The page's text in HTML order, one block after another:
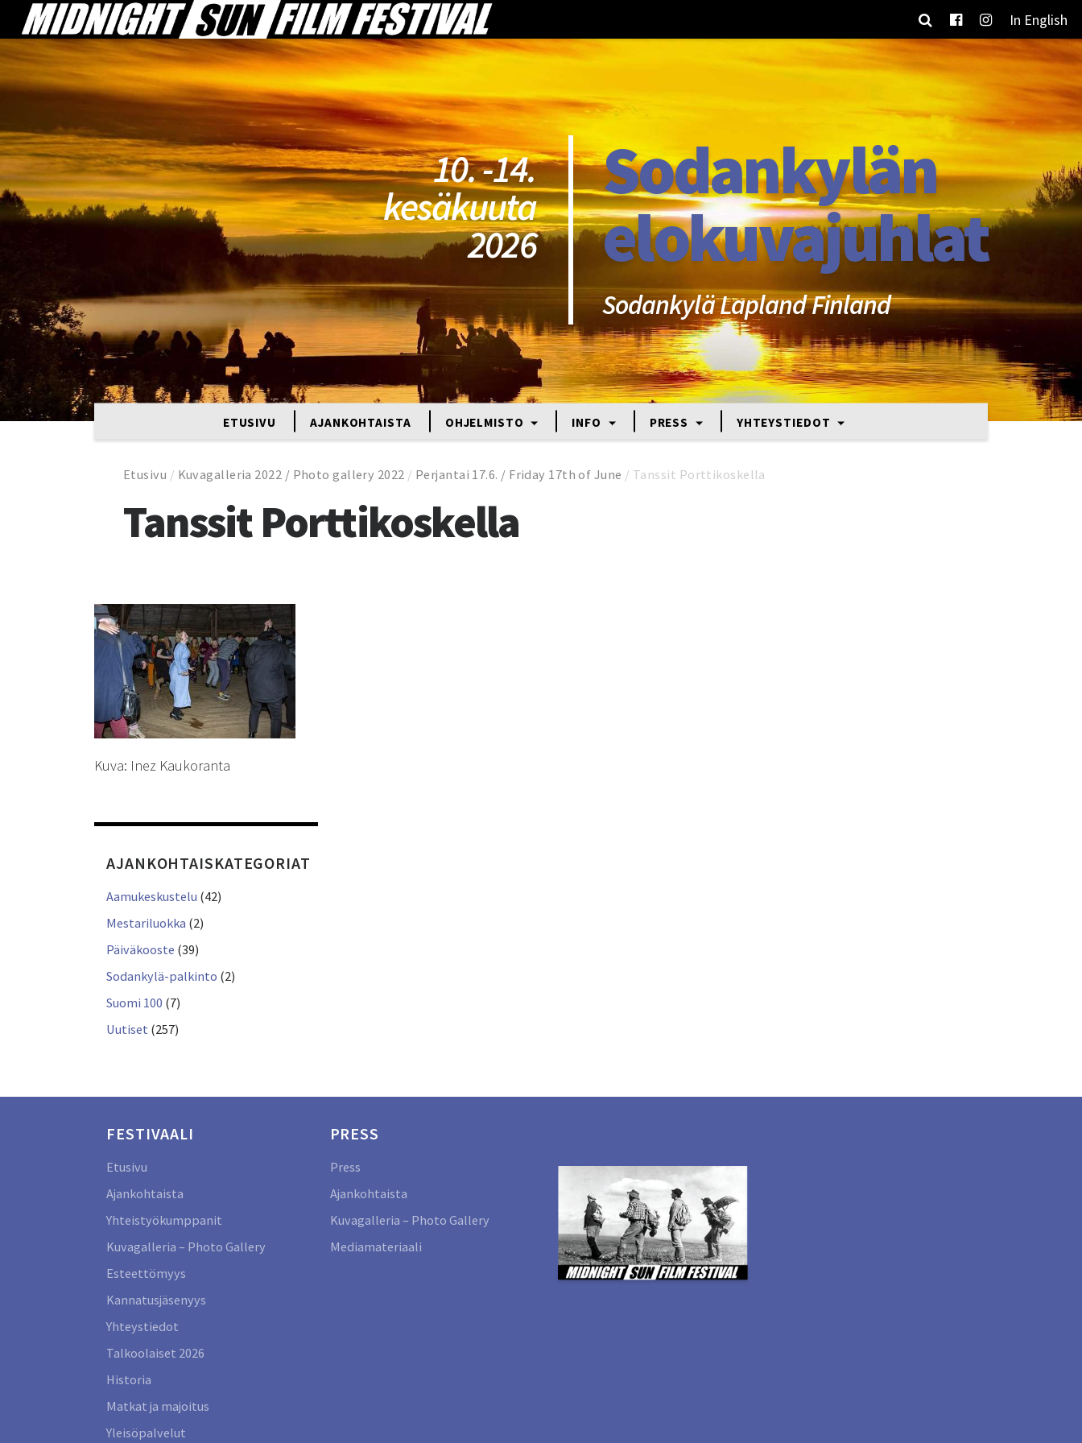
In English
10. -14.
kesäkuuta
2026
Sodankylän
elokuvajuhlat
Sodankylä Lapland Finland
ETUSIVU AJANKOHTAISTA OHJELMISTO INFO PRESS YHTEYSTIEDOT
Etusivu / Kuvagalleria 2022 / Photo gallery 2022 / Perjantai 17.6. / Friday 17th of June / Tanssit Porttikoskella
Tanssit Porttikoskella
Kuva: Inez Kaukoranta
AJANKOHTAISKATEGORIAT
Aamukeskustelu (42)
Mestariluokka (2)
Päiväkooste (39)
Sodankylä-palkinto (2)
Suomi 100 (7)
Uutiset (257)
FESTIVAALI
Etusivu
Ajankohtaista
Yhteistyökumppanit
Kuvagalleria – Photo Gallery
Esteettömyys
Kannatusjäsenyys
Yhteystiedot
Talkoolaiset 2026
Historia
Matkat ja majoitus
Yleisöpalvelut
PRESS
Press
Ajankohtaista
Kuvagalleria – Photo Gallery
Mediamateriaali